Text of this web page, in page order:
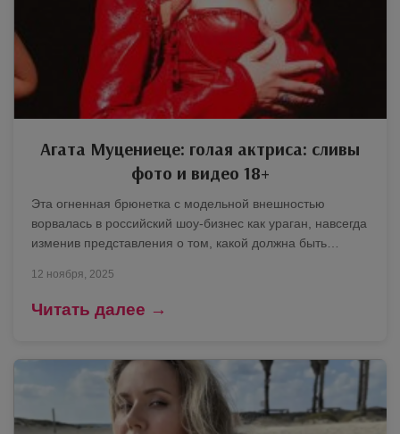
Агата Муцениеце: голая актриса: сливы
фото и видео 18+
Эта огненная брюнетка с модельной внешностью
ворвалась в российский шоу-бизнес как ураган, навсегда
изменив представления о том, какой должна быть…
12 ноября, 2025
Читать далее →